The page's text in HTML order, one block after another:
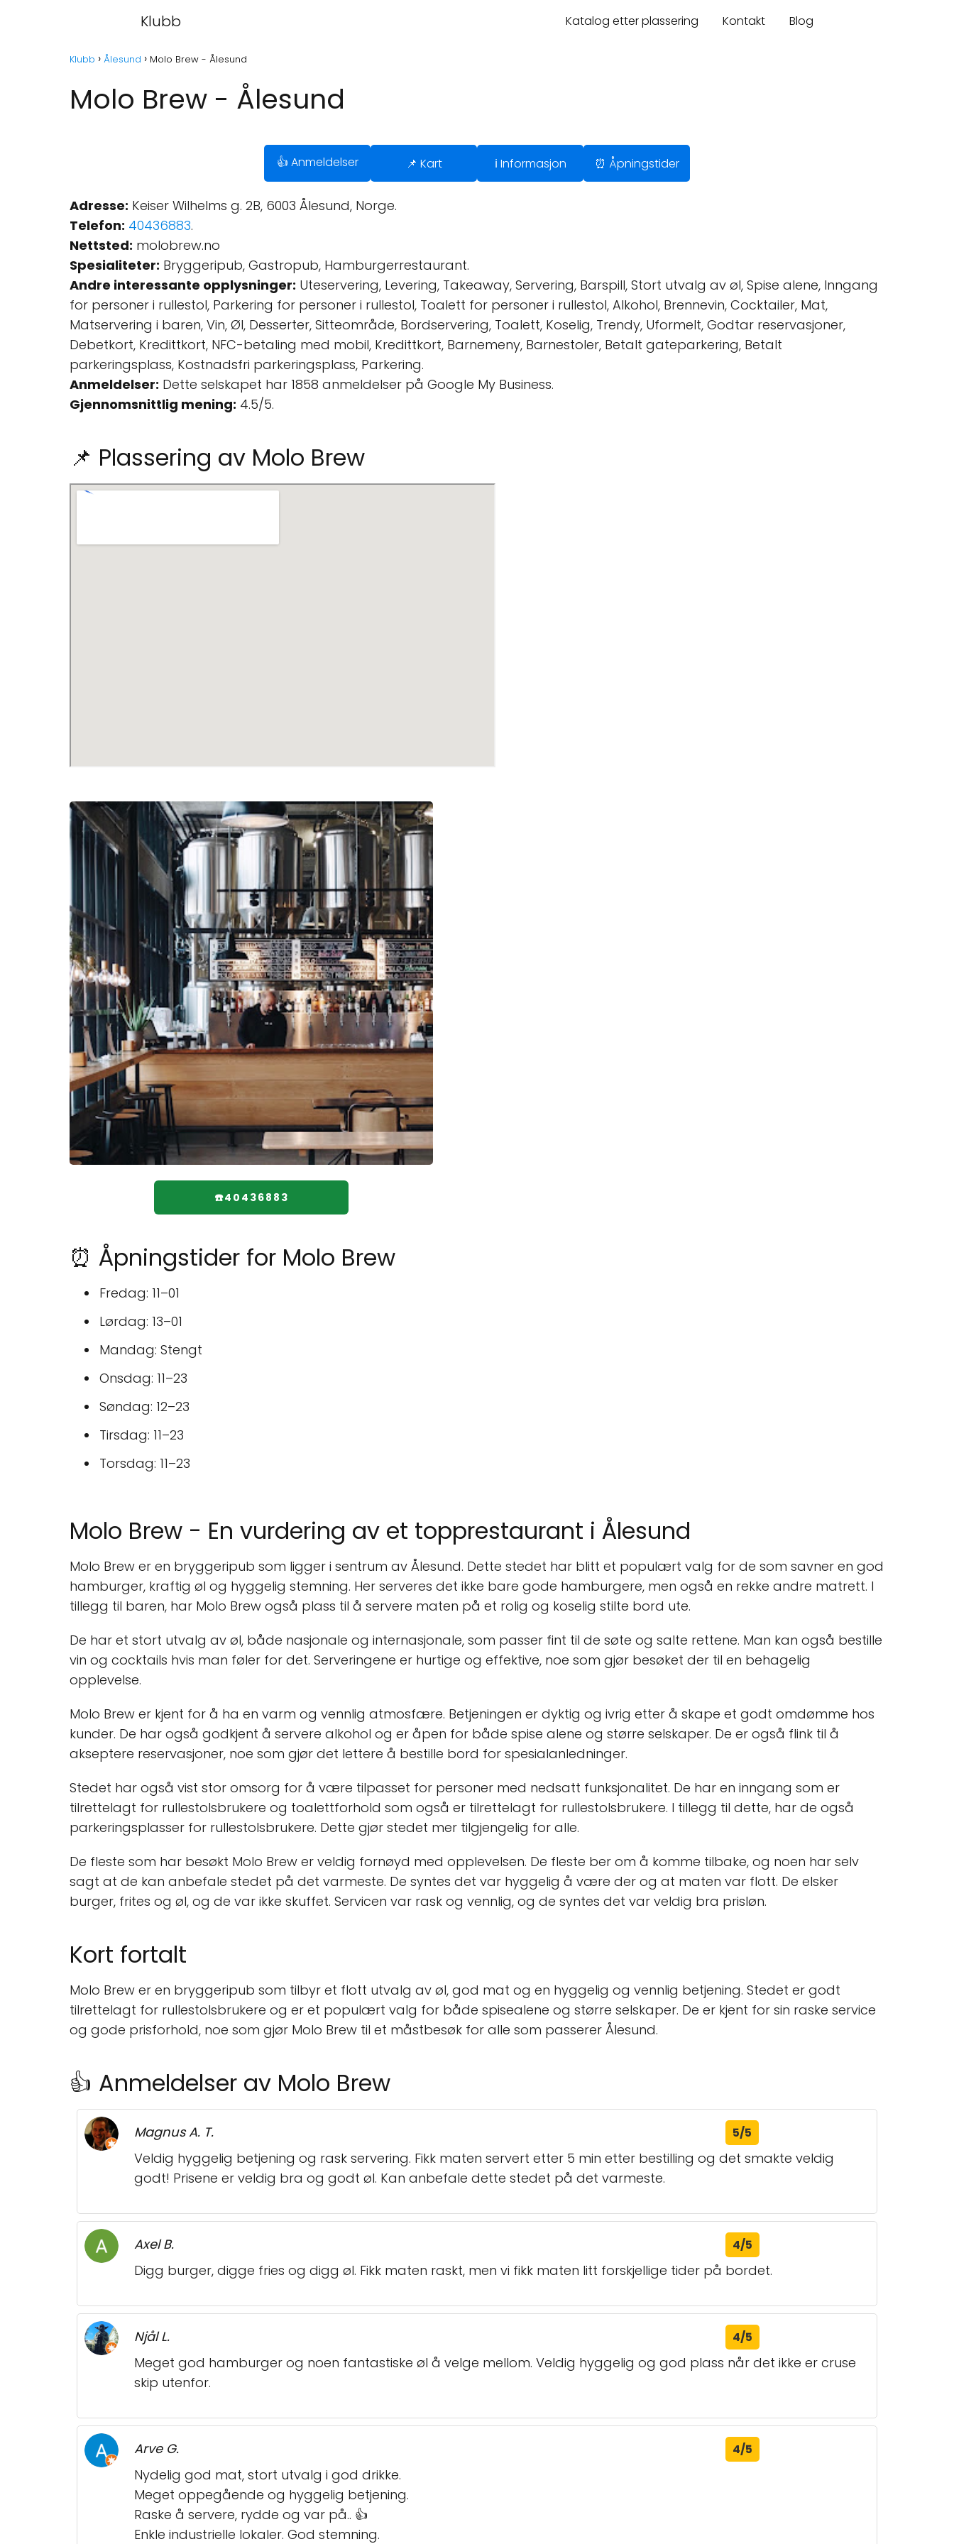
Klubb Katalog etter plassering Kontakt Blog
Klubb Ålesund Molo Brew - Ålesund
Molo Brew - Ålesund
👍 Anmeldelser 📌 Kart ℹ️ Informasjon ⏰ Åpningstider
Adresse: Keiser Wilhelms g. 2B, 6003 Ålesund, Norge.
Telefon: 40436883.
Nettsted: molobrew.no
Spesialiteter: Bryggeripub, Gastropub, Hamburgerrestaurant.
Andre interessante opplysninger: Uteservering, Levering, Takeaway, Servering, Barspill, Stort utvalg av øl, Spise alene, Inngang
for personer i rullestol, Parkering for personer i rullestol, Toalett for personer i rullestol, Alkohol, Brennevin, Cocktailer, Mat,
Matservering i baren, Vin, Øl, Desserter, Sitteområde, Bordservering, Toalett, Koselig, Trendy, Uformelt, Godtar reservasjoner,
Debetkort, Kredittkort, NFC-betaling med mobil, Kredittkort, Barnemeny, Barnestoler, Betalt gateparkering, Betalt
parkeringsplass, Kostnadsfri parkeringsplass, Parkering.
Anmeldelser: Dette selskapet har 1858 anmeldelser på Google My Business.
Gjennomsnittlig mening: 4.5/5.
📌 Plassering av Molo Brew
☎️40436883
⏰ Åpningstider for Molo Brew
Fredag: 11–01
Lørdag: 13–01
Mandag: Stengt
Onsdag: 11–23
Søndag: 12–23
Tirsdag: 11–23
Torsdag: 11–23
Molo Brew - En vurdering av et topprestaurant i Ålesund
Molo Brew er en bryggeripub som ligger i sentrum av Ålesund. Dette stedet har blitt et populært valg for de som savner en god
hamburger, kraftig øl og hyggelig stemning. Her serveres det ikke bare gode hamburgere, men også en rekke andre matrett. I
tillegg til baren, har Molo Brew også plass til å servere maten på et rolig og koselig stilte bord ute.
De har et stort utvalg av øl, både nasjonale og internasjonale, som passer fint til de søte og salte rettene. Man kan også bestille
vin og cocktails hvis man føler for det. Serveringene er hurtige og effektive, noe som gjør besøket der til en behagelig
opplevelse.
Molo Brew er kjent for å ha en varm og vennlig atmosfære. Betjeningen er dyktig og ivrig etter å skape et godt omdømme hos
kunder. De har også godkjent å servere alkohol og er åpen for både spise alene og større selskaper. De er også flink til å
akseptere reservasjoner, noe som gjør det lettere å bestille bord for spesialanledninger.
Stedet har også vist stor omsorg for å være tilpasset for personer med nedsatt funksjonalitet. De har en inngang som er
tilrettelagt for rullestolsbrukere og toalettforhold som også er tilrettelagt for rullestolsbrukere. I tillegg til dette, har de også
parkeringsplasser for rullestolsbrukere. Dette gjør stedet mer tilgjengelig for alle.
De fleste som har besøkt Molo Brew er veldig fornøyd med opplevelsen. De fleste ber om å komme tilbake, og noen har selv
sagt at de kan anbefale stedet på det varmeste. De syntes det var hyggelig å være der og at maten var flott. De elsker
burger, frites og øl, og de var ikke skuffet. Servicen var rask og vennlig, og de syntes det var veldig bra prisløn.
Kort fortalt
Molo Brew er en bryggeripub som tilbyr et flott utvalg av øl, god mat og en hyggelig og vennlig betjening. Stedet er godt
tilrettelagt for rullestolsbrukere og er et populært valg for både spisealene og større selskaper. De er kjent for sin raske service
og gode prisforhold, noe som gjør Molo Brew til et måstbesøk for alle som passerer Ålesund.
👍 Anmeldelser av Molo Brew
Magnus A. T. 5/5
Veldig hyggelig betjening og rask servering. Fikk maten servert etter 5 min etter bestilling og det smakte veldig
godt! Prisene er veldig bra og godt øl. Kan anbefale dette stedet på det varmeste.
Axel B. 4/5
Digg burger, digge fries og digg øl. Fikk maten raskt, men vi fikk maten litt forskjellige tider på bordet.
Njål L. 4/5
Meget god hamburger og noen fantastiske øl å velge mellom. Veldig hyggelig og god plass når det ikke er cruse
skip utenfor.
Arve G. 4/5
Nydelig god mat, stort utvalg i god drikke.
Meget oppegående og hyggelig betjening.
Raske å servere, rydde og var på.. 👍
Enkle industrielle lokaler. God stemning.